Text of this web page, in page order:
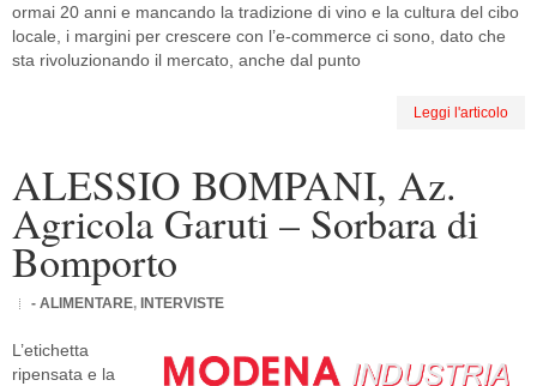
ormai 20 anni e mancando la tradizione di vino e la cultura del cibo
locale, i margini per crescere con l’e-commerce ci sono, dato che
sta rivoluzionando il mercato, anche dal punto
Leggi l'articolo
ALESSIO BOMPANI, Az.
Agricola Garuti – Sorbara di
Bomporto
- ALIMENTARE, INTERVISTE
L’etichetta
ripensata e la